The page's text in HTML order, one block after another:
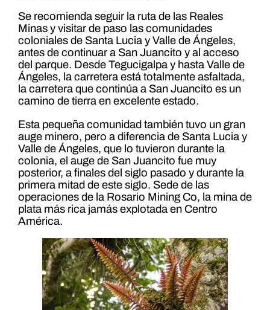
Se recomienda seguir la ruta de las Reales
Minas y visitar de paso las comunidades
coloniales de Santa Lucia y Valle de Ángeles,
antes de continuar a San Juancito y al acceso
del parque. Desde Tegucigalpa y hasta Valle de
Ángeles, la carretera está totalmente asfaltada,
la carretera que continúa a San Juancito es un
camino de tierra en excelente estado.
Esta pequeña comunidad también tuvo un gran
auge minero, pero a diferencia de Santa Lucia y
Valle de Ángeles, que lo tuvieron durante la
colonia, el auge de San Juancito fue muy
posterior, a finales del siglo pasado y durante la
primera mitad de este siglo. Sede de las
operaciones de la Rosario Mining Co, la mina de
plata más rica jamás explotada en Centro
América.